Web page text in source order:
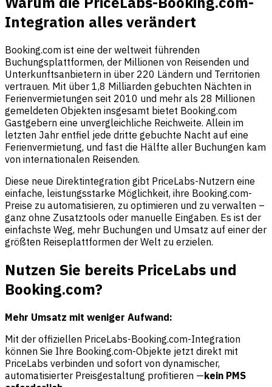
Integration alles verändert
Booking.com ist eine der weltweit führenden
Buchungsplattformen, der Millionen von Reisenden und
Unterkunftsanbietern in über 220 Ländern und Territorien
vertrauen. Mit über 1,8 Milliarden gebuchten Nächten in
Ferienvermietungen seit 2010 und mehr als 28 Millionen
gemeldeten Objekten insgesamt bietet Booking.com
Gastgebern eine unvergleichliche Reichweite. Allein im
letzten Jahr entfiel jede dritte gebuchte Nacht auf eine
Ferienvermietung, und fast die Hälfte aller Buchungen kam
von internationalen Reisenden.
Diese neue Direktintegration gibt PriceLabs-Nutzern eine
einfache, leistungsstarke Möglichkeit, ihre Booking.com-
Preise zu automatisieren, zu optimieren und zu verwalten –
ganz ohne Zusatztools oder manuelle Eingaben. Es ist der
einfachste Weg, mehr Buchungen und Umsatz auf einer der
größten Reiseplattformen der Welt zu erzielen.
Nutzen Sie bereits PriceLabs und
Booking.com?
Mehr Umsatz mit weniger Aufwand:
Mit der offiziellen PriceLabs-Booking.com-Integration
können Sie Ihre Booking.com-Objekte jetzt direkt mit
PriceLabs verbinden und sofort von dynamischer,
automatisierter Preisgestaltung profitieren —kein PMS